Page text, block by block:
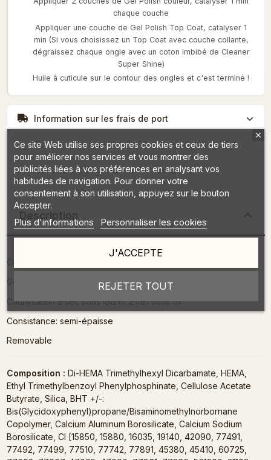
chaque couche
Appliquer une couche de Gel Polish Top Coat, catalyser 1
min (Si vous choisissez un Top Coat avec couche collante,
dégraissez chaque ongle avec un coton imbibé de Cleaner
Super Shine)
Huile à cuticule sur le contour des ongles et c'est terminé !
Information sur les frais de port
Description
Contenance :7 ml
Couleur couvrante
Catalysation 5 sec sous led et 2 min sous uv
Consistance: semi-épaisse
Removable
Composition : Di-HEMA Trimethylhexyl Dicarbamate, HEMA,
Ethyl Trimethylbenzoyl Phenylphosphinate, Cellulose Acetate
Butyrate, Silica, BHT +/-:
Bis(Glycidoxyphenyl)propane/Bisaminomethylnorbornane
Copolymer, Calcium Aluminum Borosilicate, Calcium Sodium
Borosilicate, CI [15850, 15880, 16035, 19140, 42090, 77491,
77492, 77499, 77510, 77742, 77891, 45380, 45410, 60725,
Ce site Web utilise ses propres cookies et ceux de tiers
pour améliorer nos services et vous montrer des
publicités liées à vos préférences en analysant vos
habitudes de navigation. Pour donner votre
consentement à son utilisation, appuyez sur le bouton
Accepter.
Plus d'informations Personnaliser les cookies
REJETER TOUT
J'ACCEPTE